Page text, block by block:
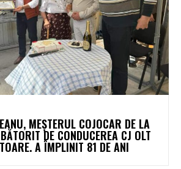
MEȘTERUL COJOCAR DE LA
DE CONDUCEREA CJ OLT
A ÎMPLINIT 81 DE ANI